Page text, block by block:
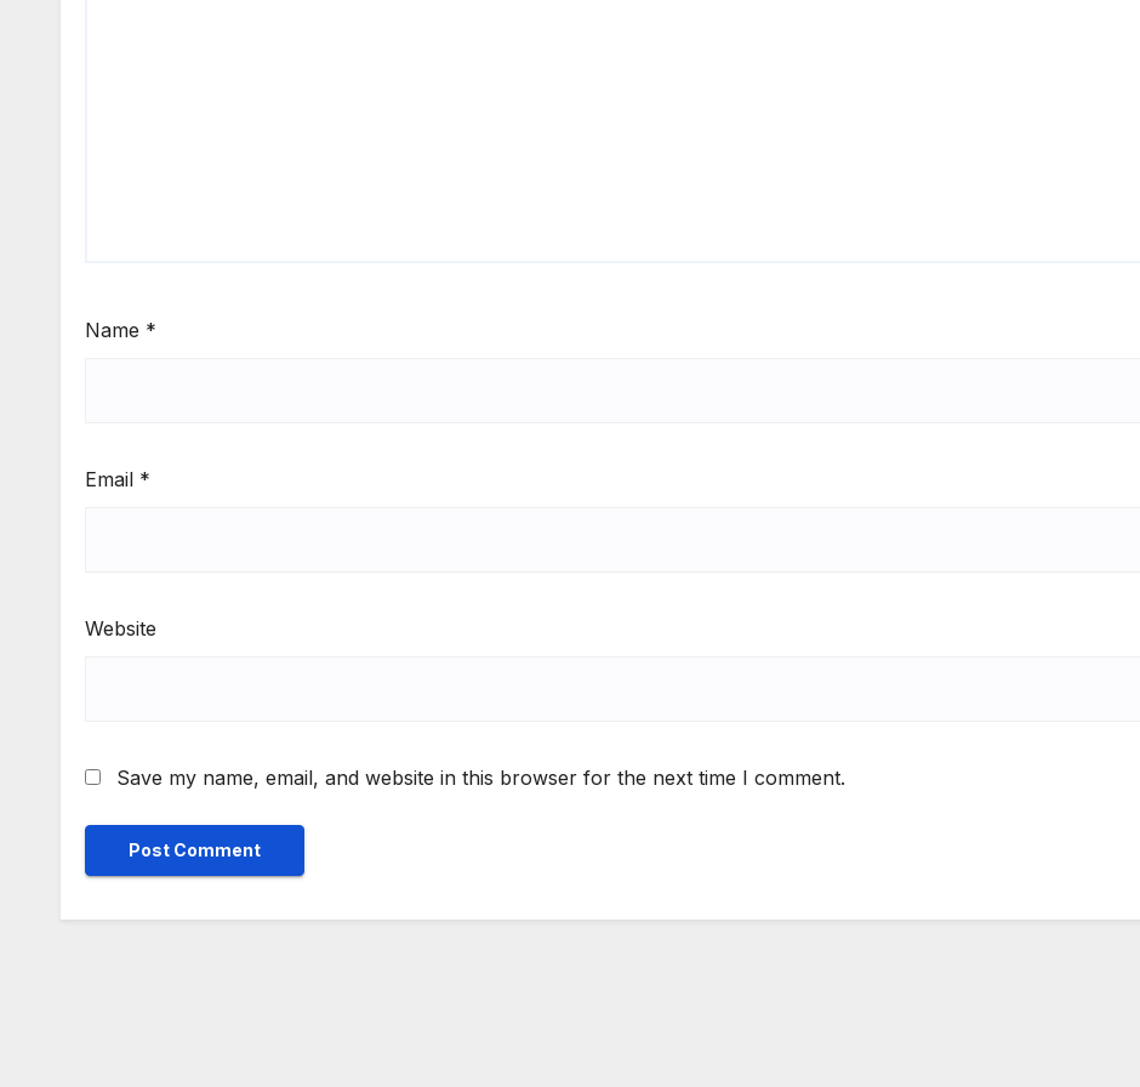
Name *
Email *
Website
Save my name, email, and website in this browser for the next time I comment.